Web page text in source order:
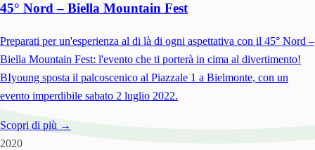
45° Nord – Biella Mountain Fest
Preparati per un'esperienza al di là di ogni aspettativa con il 45° Nord –
Biella Mountain Fest: l'evento che ti porterà in cima al divertimento!
BIyoung sposta il palcoscenico al Piazzale 1 a Bielmonte, con un
evento imperdibile sabato 2 luglio 2022.
Scopri di più →
2020